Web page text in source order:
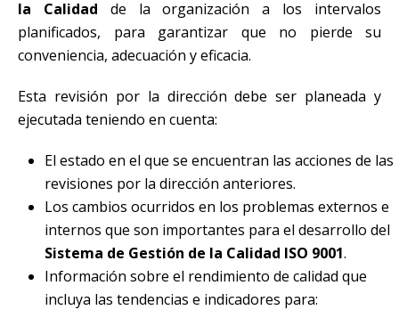
la Calidad de la organización a los intervalos
planificados, para garantizar que no pierde su
conveniencia, adecuación y eficacia.
Esta revisión por la dirección debe ser planeada y
ejecutada teniendo en cuenta:
El estado en el que se encuentran las acciones de las
revisiones por la dirección anteriores.
Los cambios ocurridos en los problemas externos e
internos que son importantes para el desarrollo del
Sistema de Gestión de la Calidad ISO 9001.
Información sobre el rendimiento de calidad que
incluya las tendencias e indicadores para: